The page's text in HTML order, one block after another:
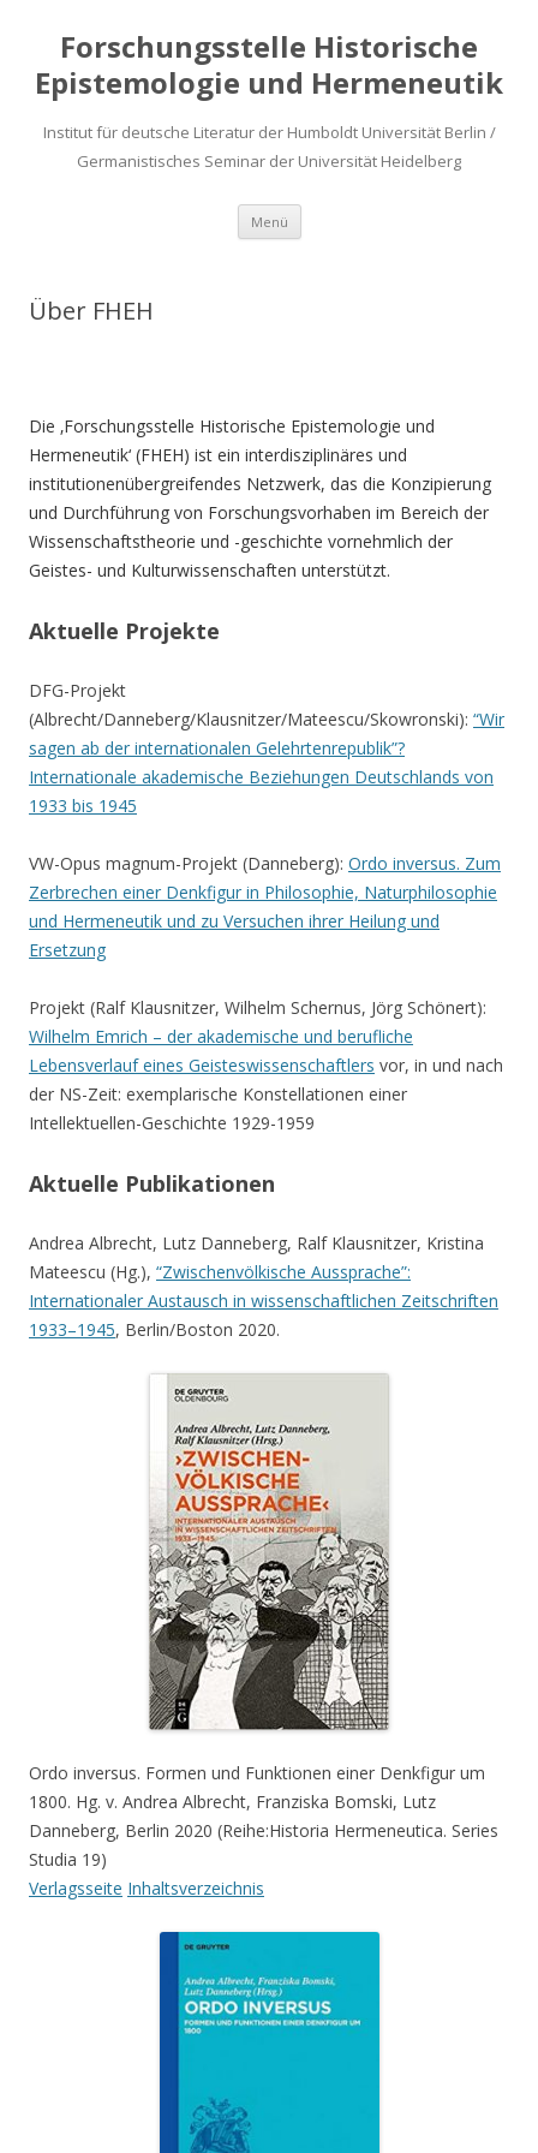
Forschungsstelle Historische
Epistemologie und Hermeneutik
Institut für deutsche Literatur der Humboldt Universität Berlin /
Germanistisches Seminar der Universität Heidelberg
Menü Zum
springen
Über FHEH
Die ‚Forschungsstelle Historische Epistemologie und
Hermeneutik‘ (FHEH) ist ein interdisziplinäres und
institutionenübergreifendes Netzwerk, das die Konzipierung
und Durchführung von Forschungsvorhaben im Bereich der
Wissenschaftstheorie und -geschichte vornehmlich der
Geistes- und Kulturwissenschaften unterstützt.
Aktuelle Projekte
DFG-Projekt
(Albrecht/Danneberg/Klausnitzer/Mateescu/Skowronski): “Wir
sagen ab der internationalen Gelehrtenrepublik”?
Internationale akademische Beziehungen Deutschlands von
1933 bis 1945
VW-Opus magnum-Projekt (Danneberg): Ordo inversus. Zum
Zerbrechen einer Denkfigur in Philosophie, Naturphilosophie
und Hermeneutik und zu Versuchen ihrer Heilung und
Ersetzung
Projekt (Ralf Klausnitzer, Wilhelm Schernus, Jörg Schönert):
Wilhelm Emrich – der akademische und berufliche
Lebensverlauf eines Geisteswissenschaftlers vor, in und nach
der NS-Zeit: exemplarische Konstellationen einer
Intellektuellen-Geschichte 1929-1959
Aktuelle Publikationen
Andrea Albrecht, Lutz Danneberg, Ralf Klausnitzer, Kristina
Mateescu (Hg.), “Zwischenvölkische Aussprache”:
Internationaler Austausch in wissenschaftlichen Zeitschriften
1933–1945, Berlin/Boston 2020.
Ordo inversus. Formen und Funktionen einer Denkfigur um
1800. Hg. v. Andrea Albrecht, Franziska Bomski, Lutz
Danneberg, Berlin 2020 (Reihe:Historia Hermeneutica. Series
Studia 19)
Verlagsseite Inhaltsverzeichnis